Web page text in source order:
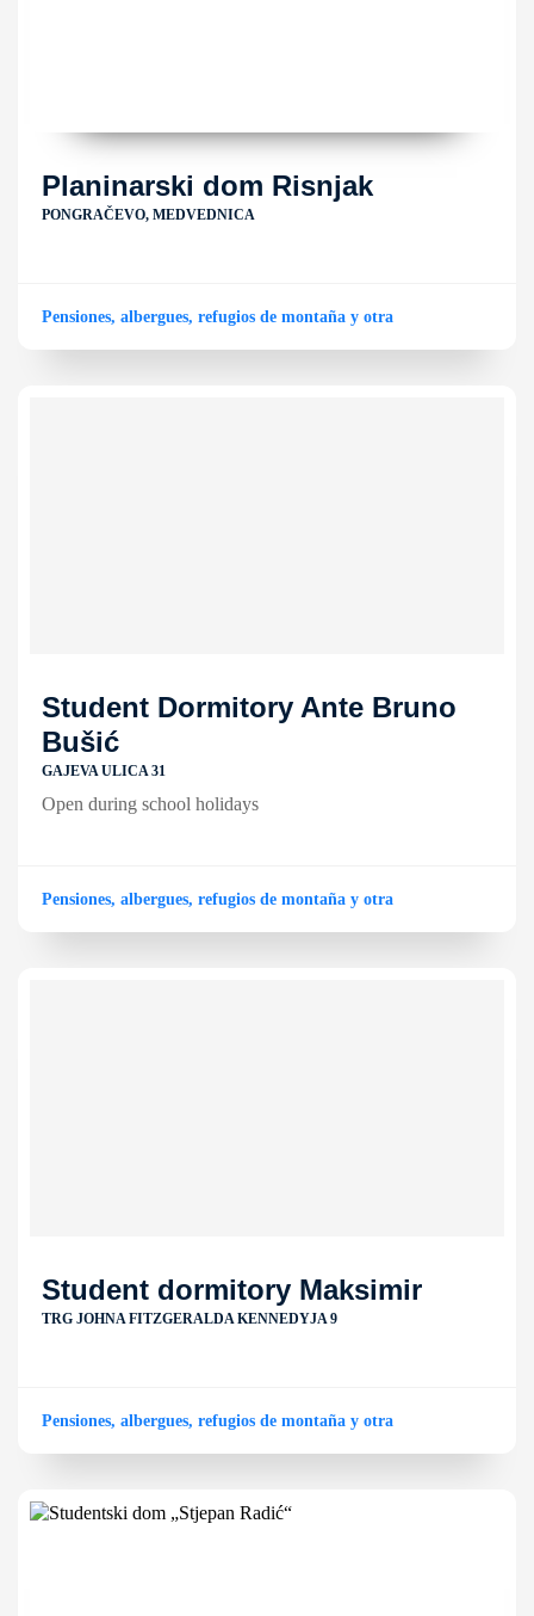
Planinarski dom Risnjak
PONGRAČEVO, MEDVEDNICA
Pensiones, albergues, refugios de montaña y otra
Student Dormitory Ante Bruno
Bušić
GAJEVA ULICA 31
Open during school holidays
Pensiones, albergues, refugios de montaña y otra
Student dormitory Maksimir
TRG JOHNA FITZGERALDA KENNEDYJA 9
Pensiones, albergues, refugios de montaña y otra